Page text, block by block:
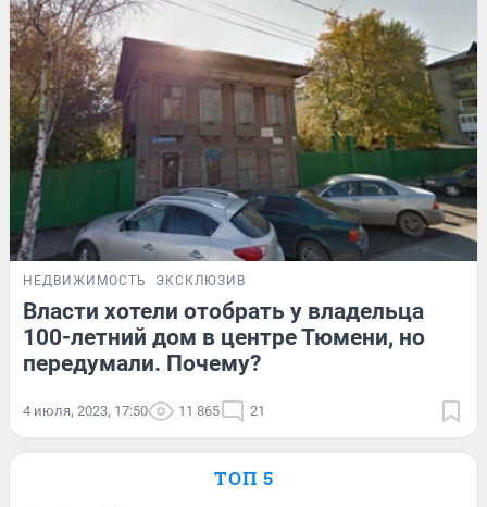
НЕДВИЖИМОСТЬ ЭКСКЛЮЗИВ
Власти хотели отобрать у владельца
100-летний дом в центре Тюмени, но
передумали. Почему?
4 июля, 2023, 17:50 11 865 21
ТОП 5